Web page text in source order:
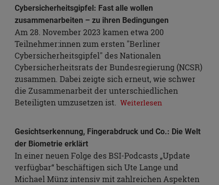
Cybersicherheitsgipfel: Fast alle wollen
zusammenarbeiten – zu ihren Bedingungen
Am 28. November 2023 kamen etwa 200
Teilnehmer:innen zum ersten "Berliner
Cybersicherheitsgipfel" des Nationalen
Cybersicherheitsrats der Bundesregierung (NCSR)
zusammen. Dabei zeigte sich erneut, wie schwer
die Zusammenarbeit der unterschiedlichen
Beteiligten umzusetzen ist.
Weiterlesen
Gesichtserkennung, Fingerabdruck und Co.: Die Welt
der Biometrie erklärt
In einer neuen Folge des BSI-Podcasts „Update
verfügbar“ beschäftigen sich Ute Lange und
Michael Münz intensiv mit zahlreichen Aspekten